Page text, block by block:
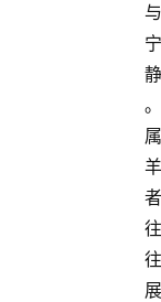
与
宁
静
。
属
羊
者
往
往
展